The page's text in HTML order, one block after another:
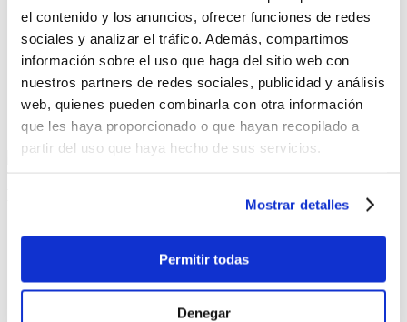
el contenido y los anuncios, ofrecer funciones de redes
sociales y analizar el tráfico. Además, compartimos
información sobre el uso que haga del sitio web con
nuestros partners de redes sociales, publicidad y análisis
web, quienes pueden combinarla con otra información
que les haya proporcionado o que hayan recopilado a
partir del uso que haya hecho de sus servicios.
Mostrar detalles
Permitir todas
Denegar
Cinta Decorativa 30 Yardas Colores Pasteles
Antes:
-
+
Lo quiero
Servicio al cliente